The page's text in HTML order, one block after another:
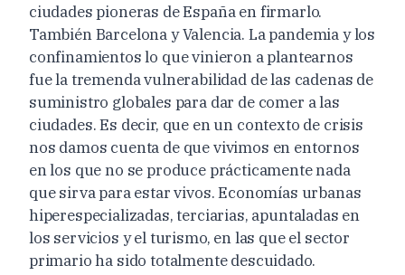
ciudades pioneras de España en firmarlo.
También Barcelona y Valencia. La pandemia y los
confinamientos lo que vinieron a plantearnos
fue la tremenda vulnerabilidad de las cadenas de
suministro globales para dar de comer a las
ciudades. Es decir, que en un contexto de crisis
nos damos cuenta de que vivimos en entornos
en los que no se produce prácticamente nada
que sirva para estar vivos. Economías urbanas
hiperespecializadas, terciarias, apuntaladas en
los servicios y el turismo, en las que el sector
primario ha sido totalmente descuidado.